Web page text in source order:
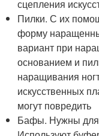
сцепления
Пилки. С их
форму
вариант при
основанием и
наращивания
искусственных
могут повредить
Бафы. Нужны для